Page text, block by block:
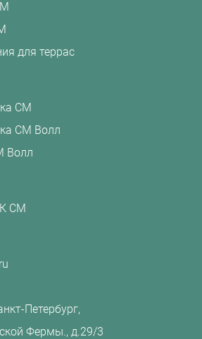
для террас
CM
CM Волл
Волл
CM
Петербург,
Фермы., д.29/3